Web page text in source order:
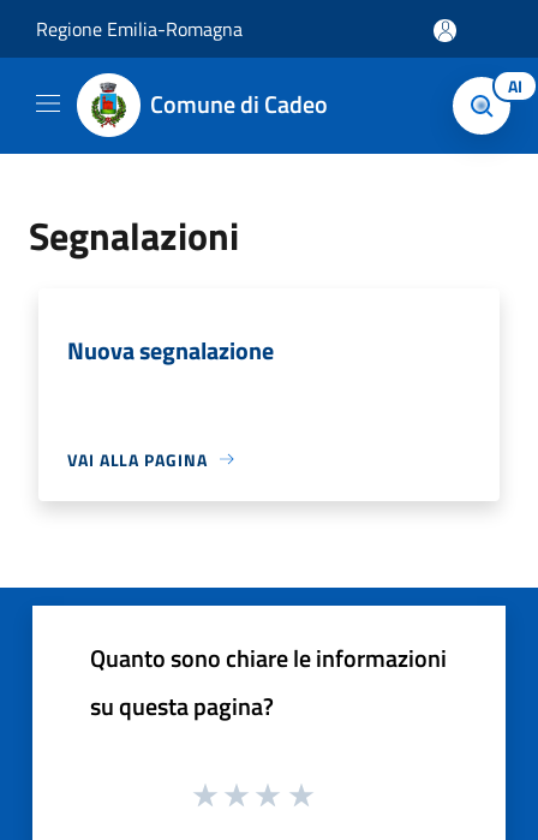
Regione Emilia-Romagna
Comune di Cadeo AI
Segnalazioni
Nuova segnalazione
VAI ALLA PAGINA
Quanto sono chiare le informazioni
su questa pagina?